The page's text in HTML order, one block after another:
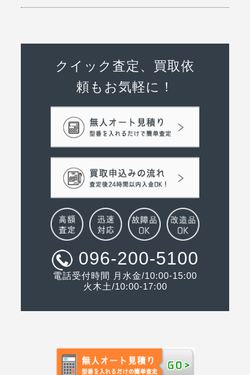
クイック査定、買取依
頼もお気軽に！
096-200-5100
電話受付時間 月水金/10:00-15:00
火木土/10:00-17:00